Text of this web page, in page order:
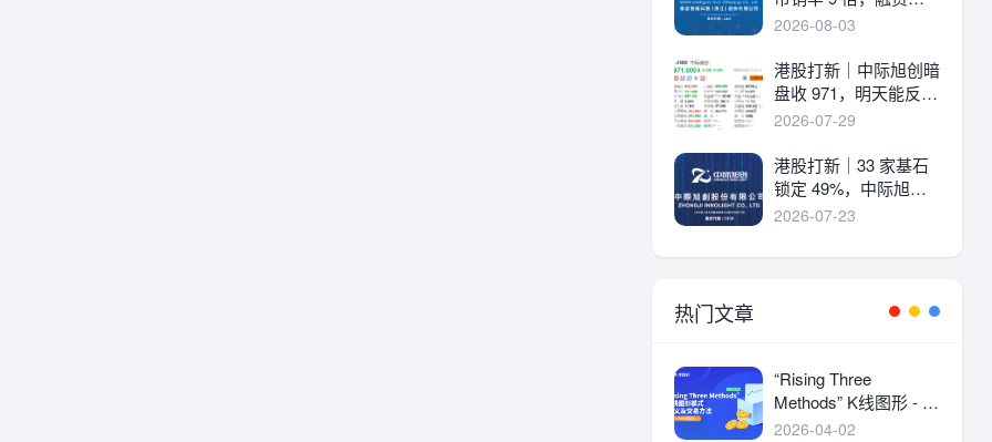
价 30%，能打吗？
2026-08-03
港股打新｜中际旭创暗
盘收 971，明天能反弹
吗？
2026-07-29
港股打新｜33 家基石
锁定 49%，中际旭创
详细申购分析！
2026-07-23
热门文章
“Rising Three
Methods” K线图形 - 定
义及交易方法
2026-04-02